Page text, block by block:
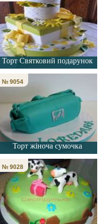
Торт Святковий подарунок
Торт жіноча сумочка
№ 9054
№ 9028